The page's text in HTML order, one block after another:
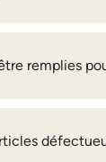
remplies